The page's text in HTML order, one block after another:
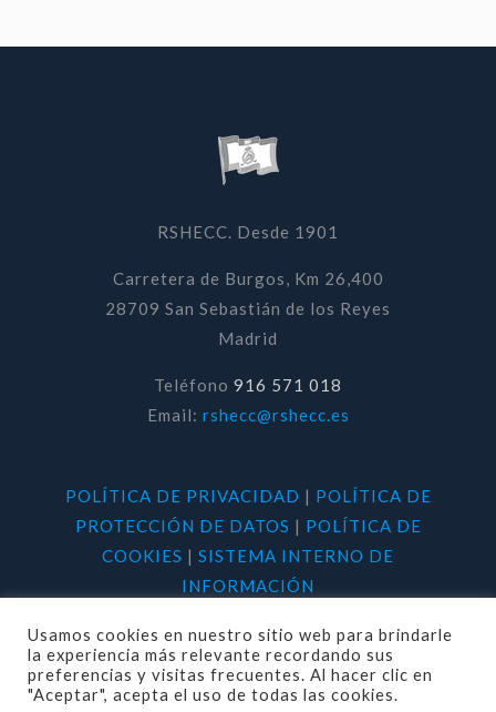
RSHECC. Desde 1901
Carretera de Burgos, Km 26,400
28709 San Sebastián de los Reyes
Madrid
Teléfono 916 571 018
Email: rshecc@rshecc.es
POLÍTICA DE PRIVACIDAD | POLÍTICA DE
PROTECCIÓN DE DATOS | POLÍTICA DE
COOKIES | SISTEMA INTERNO DE
INFORMACIÓN
Usamos cookies en nuestro sitio web para brindarle
la experiencia más relevante recordando sus
preferencias y visitas frecuentes. Al hacer clic en
"Aceptar", acepta el uso de todas las cookies.